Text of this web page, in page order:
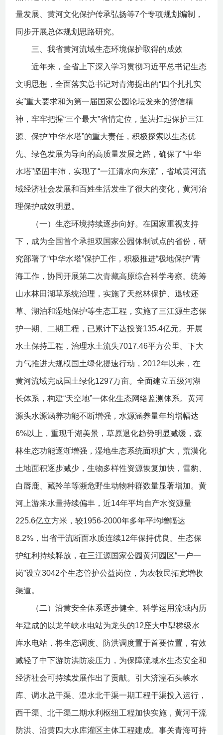
量发展、黄河文化保护传承弘扬等7个专项规划编制，
同步开展总体规划思路研究。
三、我省黄河流域生态环境保护取得的成效
近年来，全省上下深入学习贯彻习近平总书记生态
文明思想，全面落实总书记对青海提出的“四个扎扎实
实”重大要求和为第一届国家公园论坛发来的贺信精
神，牢牢把握“三个最大”省情定位，坚决扛起保护三江
源、保护“中华水塔”的重大责任，积极探索以生态优
先、绿色发展为导向的高质量发展之路，确保了“中华
水塔”坚固丰沛，实现了“一江清水向东流”，省域黄河流
域经济社会发展和百姓生活发生了很大的变化，黄河治
理保护成效明显。
（一）生态环境持续逐步向好。在国家重视支持
下，成为全国首个承担双国家公园体制试点的省份，研
究部署了“中华水塔”保护工作，积极推进“极地保护”青
海工作，协同开展第二次青藏高原综合科学考察。统筹
山水林田湖草系统治理，实施了天然林保护、退牧还
草、湖泊和湿地保护等生态工程，实施了三江源生态保
护一期、二期工程，已累计下达投资135.4亿元。开展
水土保持工程，治理水土流失7017.46平方公里。下大
力气推进大规模国土绿化提速行动，2012年以来，在
黄河流域完成国土绿化1297万亩。全面建立五级河湖
长体系，构建“天空地”一体化生态网络监测体系。黄河
源头水源涵养功能不断增强，水源涵养量年均增幅达
6%以上，重现千湖美景，草原退化趋势明显减缓，森
林生态功能逐渐增强，湿地生态系统面积扩大，荒漠化
土地面积逐步减少，生物多样性资源恢复加快，雪豹、
白唇鹿、藏羚羊等濒危野生动物种群数量显著增加。黄
河上游来水量持续偏丰，近14年平均自产水资源量
225.6亿立方米，较1956-2000年多年平均增幅达
8.2%，出省干流断面水质连续12年保持优良。生态保
护红利持续释放，在三江源国家公园黄河园区“一户一
岗”设立3042个生态管护公益岗位，为农牧民拓宽增收
渠道。
（二）沿黄安全体系逐步健全。科学运用流域内历
年建成的以龙羊峡水电站为龙头的12座大中型梯级水
库水电站，将生态调度、防洪调度置于首要位置，有效
减轻了中下游防洪防凌压力，为保障流域水生态安全和
经济社会可持续发展作出了贡献。引大济湟石头峡水
库、调水总干渠、湟水北干渠一期工程干渠投入运行，
西干渠、北干渠二期水利枢纽工程加快实施，黄河干流
防洪、沿黄四大水库灌区主体工程建成。事关青海可持